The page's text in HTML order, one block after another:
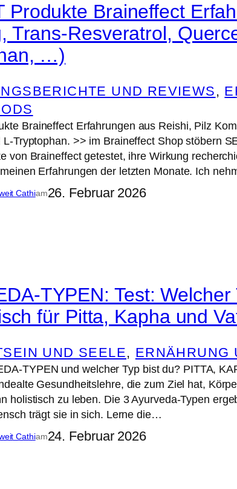
Produkte Braineffect
Trans-Resveratrol,
…)
UND REVIEWS ,
Braineffect Erfahrungen aus Reishi, Pilz
L-Tryptophan. >> im Braineffect Shop stöbern
von Braineffect getestet, ihre Wirkung
Erfahrungen der letzten Monate. Ich
Cathiam26. Februar 2026
TYPEN: Test:
für Pitta, Kapha und
UND SEELE, ERNÄHRUNG
TYPEN und welcher Typ bist du? PITTA,
Gesundheitslehre, die zum Ziel hat,
holistisch zu leben. Die 3 Ayurveda-Typen
trägt sie in sich. Lerne die…
Cathiam24. Februar 2026